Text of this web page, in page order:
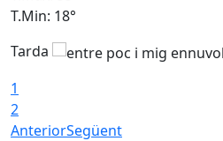
T.Min: 18°
Tarda
1
2
AnteriorSegüent